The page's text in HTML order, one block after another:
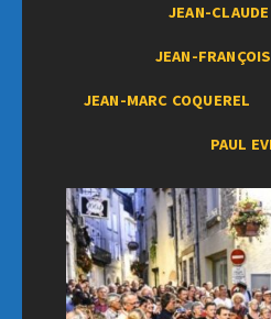
JEAN-
JEAN-
JEAN-MARC COQUEREL
PAUL